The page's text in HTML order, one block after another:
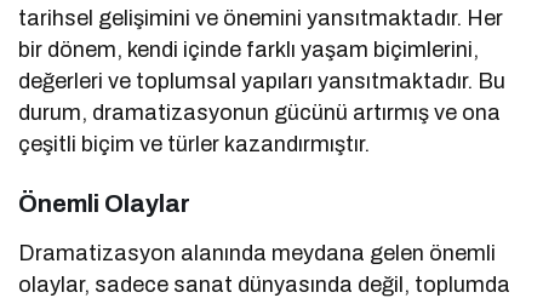
tarihsel gelişimini ve önemini yansıtmaktadır. Her
bir dönem, kendi içinde farklı yaşam biçimlerini,
değerleri ve toplumsal yapıları yansıtmaktadır. Bu
durum, dramatizasyonun gücünü artırmış ve ona
çeşitli biçim ve türler kazandırmıştır.
Önemli Olaylar
Dramatizasyon alanında meydana gelen önemli
olaylar, sadece sanat dünyasında değil, toplumda